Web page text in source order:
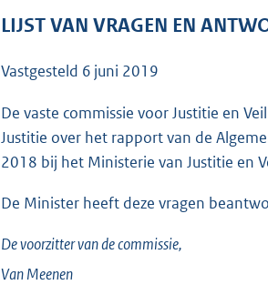
LIJST VAN VRAGEN EN
Vastgesteld 6 juni 2019
De vaste commissie voor Justitie en
Justitie over het rapport van de
2018 bij het Ministerie van Justitie en
De Minister heeft deze vragen
De voorzitter van de commissie,
Van Meenen